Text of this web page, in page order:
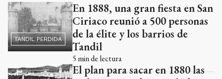
TANDIL PERDIDA
En 1888, una gran fiesta en San
Ciriaco reunió a 500 personas
de la élite y los barrios de
Tandil
5 min de lectura
El plan para sacar en 1880 las